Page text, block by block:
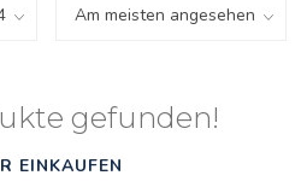
gefunden!
EINKAUFEN